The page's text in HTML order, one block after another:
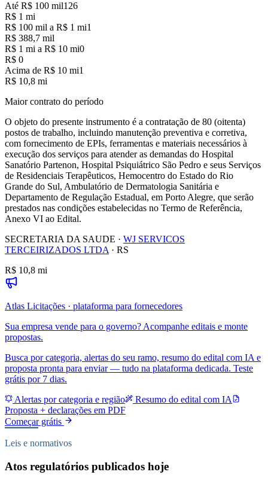
Até R$ 100 mil126
R$ 1 mi
R$ 100 mil a R$ 1 mi1
R$ 388,7 mil
R$ 1 mi a R$ 10 mi0
R$ 0
Acima de R$ 10 mi1
R$ 10,8 mi
Maior contrato do período
O objeto do presente instrumento é a contratação de 80 (oitenta)
postos de trabalho, incluindo manutenção preventiva e corretiva,
com fornecimento de EPIs, ferramentas e materiais necessários à
execução dos serviços para atender as demandas do Hospital
Sanatório Partenon, Hospital Psiquiátrico São Pedro e seus Serviços
de Residenciais Terapêuticos, Hemocentro do Estado do Rio
Grande do Sul, Ambulatório de Dermatologia Sanitária e
Departamento de Regulação Estadual, em Porto Alegre, que serão
prestados nas condições estabelecidas no Termo de Referência,
Anexo VI ao Edital.
SECRETARIA DA SAUDE · WJ SERVICOS
TERCEIRIZADOS LTDA · RS
R$ 10,8 mi
Atlas Licitações · plataforma para fornecedores
Sua empresa vende para o governo? Acompanhe editais e monte
propostas.
Busca por categoria, alertas do seu ramo, resumo do edital com IA e
proposta pronta para enviar — tudo na plataforma dedicada. Teste
grátis por 7 dias.
Alertas por categoria e região
Resumo do edital com IA
Proposta + declarações em PDF
Começar grátis
Leis e normativos
Atos regulatórios publicados hoje